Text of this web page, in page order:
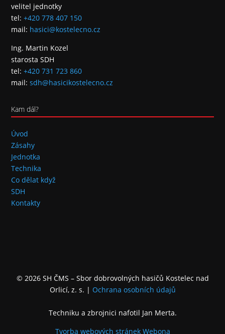
velitel jednotky
tel:+420 778 407 150
mail: hasici@kostelecno.cz
Ing. Martin Kozel
starosta SDH
tel:+420 731 723 860
mail:sdh@hasicikostelecno.cz
Kam dál?
Úvod
Zásahy
Jednotka
Technika
Co dělat když
SDH
Kontakty
© 2026 SH ČMS – Sbor dobrovolných hasičů Kostelec nad
Orlicí, z. s. | Ochrana osobních údajů
Techniku a zbrojnici nafotil Jan Merta.
Tvorba webových stránek Webona